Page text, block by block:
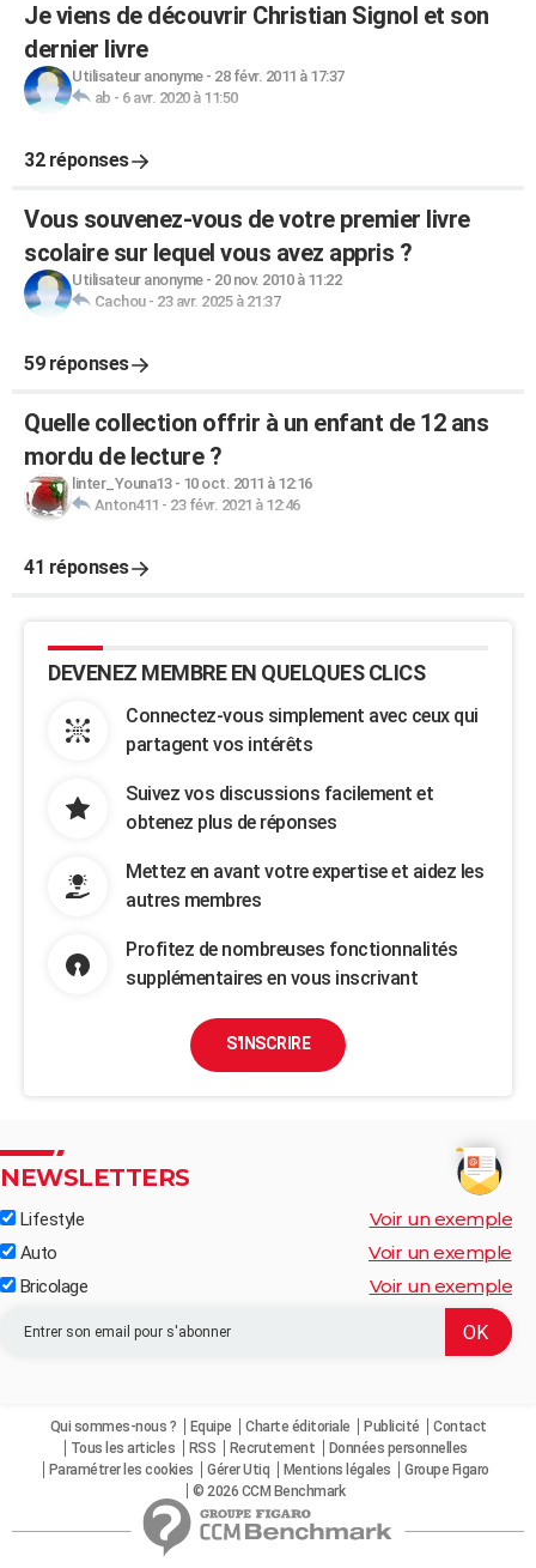
Je viens de découvrir Christian Signol et son
dernier livre
Utilisateur anonyme- 28 févr. 2011 à 17:37
ab - 6 avr. 2020 à 11:50
32 réponses
Vous souvenez-vous de votre premier livre
scolaire sur lequel vous avez appris ?
Utilisateur anonyme- 20 nov. 2010 à 11:22
Cachou- 23 avr. 2025 à 21:37
59 réponses
Quelle collection offrir à un enfant de 12 ans
mordu de lecture ?
linter_Youna13- 10 oct. 2011 à 12:16
Anton411 - 23 févr. 2021 à 12:46
41 réponses
DEVENEZ MEMBRE EN QUELQUES CLICS
Connectez-vous simplement avec ceux qui
partagent vos intérêts
Suivez vos discussions facilement et
obtenez plus de réponses
Mettez en avant votre expertise et aidez les
autres membres
Profitez de nombreuses fonctionnalités
supplémentaires en vous inscrivant
S'INSCRIRE
NEWSLETTERS
Lifestyle Voir un exemple
Auto Voir un exemple
Bricolage Voir un exemple
Qui sommes-nous ? Equipe Charte éditoriale Publicité
Contact
Tous les articles
RSS Recrutement
Données personnelles
Paramétrer les cookies
Gérer Utiq Mentions légales
Groupe Figaro
© 2026 CCM Benchmark